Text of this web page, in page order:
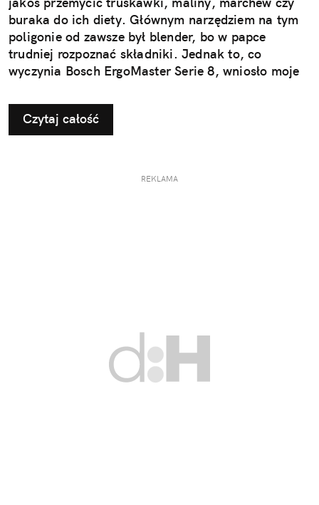
buraka do ich diety. Głównym narzędziem na tym
poligonie od zawsze był blender, bo w papce
trudniej rozpoznać składniki. Jednak to, co
wyczynia Bosch ErgoMaster Serie 8, wniosło moje
Czytaj całość
REKLAMA